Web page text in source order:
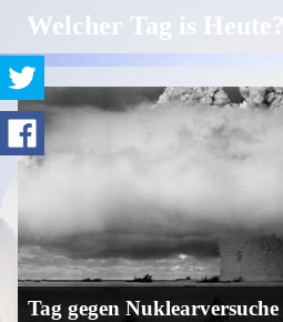
Welcher Tag is Heute?
Tag gegen Nuklearversuche